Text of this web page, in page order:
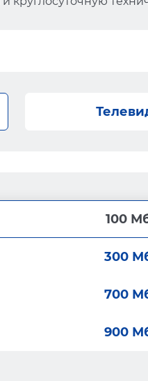
100
300
700
900